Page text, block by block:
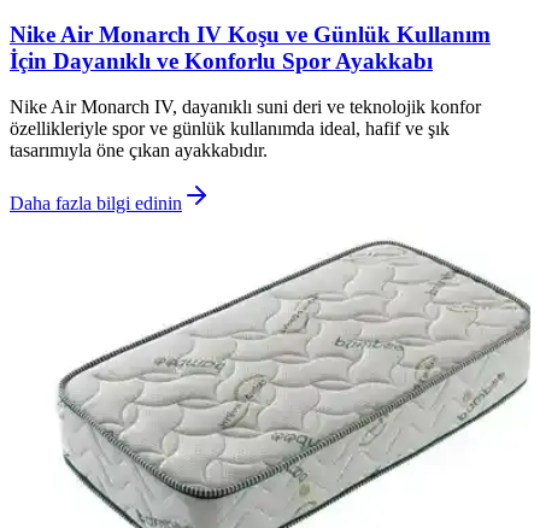
Nike Air Monarch IV Koşu ve Günlük Kullanım
İçin Dayanıklı ve Konforlu Spor Ayakkabı
Nike Air Monarch IV, dayanıklı suni deri ve teknolojik konfor
özellikleriyle spor ve günlük kullanımda ideal, hafif ve şık
tasarımıyla öne çıkan ayakkabıdır.
Daha fazla bilgi edinin